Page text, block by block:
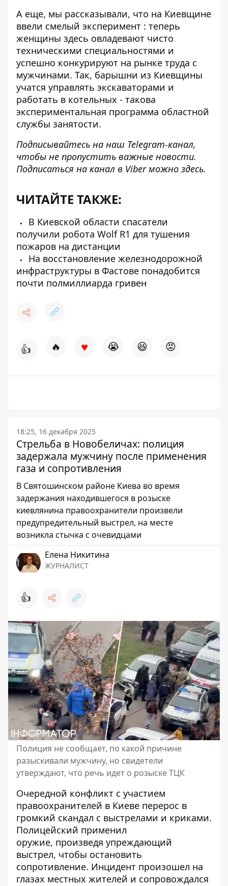
А еще, мы рассказывали, что на Киевщине
ввели смелый эксперимент : теперь
женщины здесь овладевают чисто
техническими специальностями и
успешно конкурируют на рынке труда с
мужчинами. Так, барышни из Киевщины
учатся управлять экскаваторами и
работать в котельных - такова
экспериментальная программа областной
службы занятости.
Подписывайтесь на наш Telegram-канал,
чтобы не пропустить важные новости.
Подписаться на канал в Viber можно здесь.
ЧИТАЙТЕ ТАКЖЕ:
В Киевской области спасатели
получили робота Wolf R1 для тушения
пожаров на дистанции
На восстановление железнодорожной
инфраструктуры в Фастове понадобится
почти полмиллиарда гривен
👍 🔥 ♥ 😭 😆 😡
18:25, 16 декабря 2025
Стрельба в Новобеличах: полиция
задержала мужчину после применения
газа и сопротивления
В Святошинском районе Киева во время
задержания находившегося в розыске
киевлянина правоохранители произвели
предупредительный выстрел, на месте
возникла стычка с очевидцами
Елена Никитина
ЖУРНАЛИСТ
👍
Полиция не сообщает, по какой причине
разыскивали мужчину, но свидетели
утверждают, что речь идет о розыске ТЦК
Очередной конфликт с участием
правоохранителей в Киеве перерос в
громкий скандал с выстрелами и криками.
Полицейский применил
оружие, произведя упреждающий
выстрел, чтобы остановить
сопротивление. Инцидент произошел на
глазах местных жителей и сопровождался